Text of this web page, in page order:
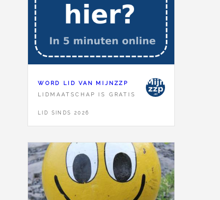
WORD LID VAN MIJNZZP
LIDMAATSCHAP IS GRATIS
LID SINDS 2026